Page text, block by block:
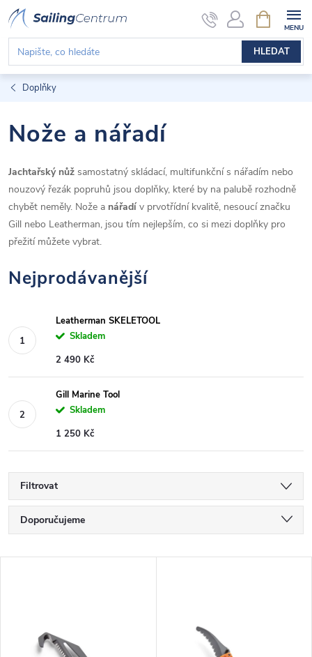
Přejít
na
obsah
HLEDAT
NÁKUPNÍ
KOŠÍK
Doplňky
Nože a nářadí
Jachtařský nůž samostatný skládací, multifunkční s nářadím nebo
nouzový řezák popruhů jsou doplňky, které by na palubě rozhodně
chybět neměly. Nože a nářadí v prvotřídní kvalitě, nesoucí značku
Gill nebo Leatherman, jsou tím nejlepším, co si mezi doplňky pro
přežití můžete vybrat.
Nejprodávanější
Leatherman SKELETOOL
Skladem
2 490 Kč
Gill Marine Tool
Skladem
1 250 Kč
Filtrovat
Ř
a
Doporučujeme
Abecedně